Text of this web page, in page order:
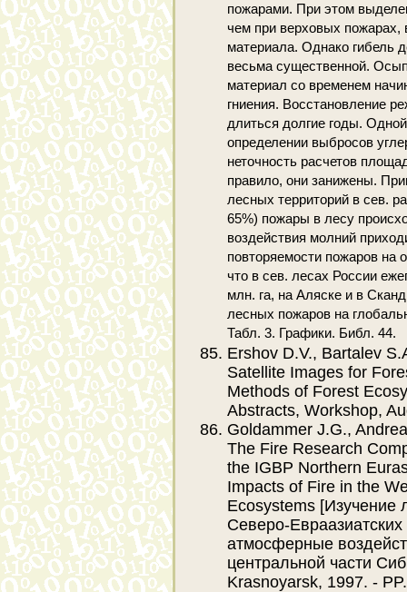
пожарами. При этом
чем при верховых пожарах,
материала. Однако гибель
весьма существенной.
материал со временем
гниения. Восстановление
длиться долгие годы.
определении выбросов
неточность расчетов
правило, они занижены.
лесных территорий в сев.
65%) пожары в лесу
воздействия молний
повторяемости пожаров на
что в сев. лесах России
млн. га, на Аляске и в
лесных пожаров на
Табл. 3. Графики. Библ. 44.
Ershov D.V., Bartalev
Satellite Images for
Methods of Forest
Abstracts, Workshop,
Goldammer J.G.,
The Fire Research
the IGBP Northern
Impacts of Fire in the
Ecosystems [Изучение
Северо-
атмосферные
центральной части
Krasnoyarsk, 1997. -